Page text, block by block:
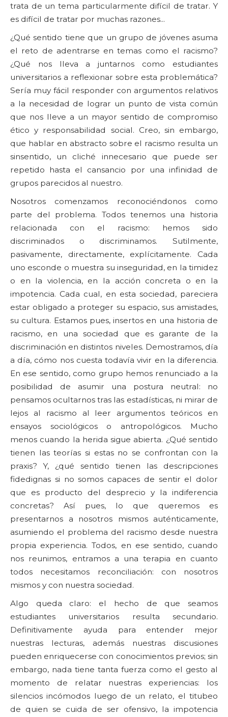
trata de un tema particularmente difícil de tratar. Y
es difícil de tratar por muchas razones...
¿Qué sentido tiene que un grupo de jóvenes asuma
el reto de adentrarse en temas como el racismo?
¿Qué nos lleva a juntarnos como estudiantes
universitarios a reflexionar sobre esta problemática?
Sería muy fácil responder con argumentos relativos
a la necesidad de lograr un punto de vista común
que nos lleve a un mayor sentido de compromiso
ético y responsabilidad social. Creo, sin embargo,
que hablar en abstracto sobre el racismo resulta un
sinsentido, un cliché innecesario que puede ser
repetido hasta el cansancio por una infinidad de
grupos parecidos al nuestro.
Nosotros comenzamos reconociéndonos como
parte del problema. Todos tenemos una historia
relacionada con el racismo: hemos sido
discriminados o discriminamos. Sutilmente,
pasivamente, directamente, explícitamente. Cada
uno esconde o muestra su inseguridad, en la timidez
o en la violencia, en la acción concreta o en la
impotencia. Cada cual, en esta sociedad, pareciera
estar obligado a proteger su espacio, sus amistades,
su cultura. Estamos pues, insertos en una historia de
racismo, en una sociedad que es garante de la
discriminación en distintos niveles. Demostramos, día
a día, cómo nos cuesta todavía vivir en la diferencia.
En ese sentido, como grupo hemos renunciado a la
posibilidad de asumir una postura neutral: no
pensamos ocultarnos tras las estadísticas, ni mirar de
lejos al racismo al leer argumentos teóricos en
ensayos sociológicos o antropológicos. Mucho
menos cuando la herida sigue abierta. ¿Qué sentido
tienen las teorías si estas no se confrontan con la
praxis? Y, ¿qué sentido tienen las descripciones
fidedignas si no somos capaces de sentir el dolor
que es producto del desprecio y la indiferencia
concretas? Así pues, lo que queremos es
presentarnos a nosotros mismos auténticamente,
asumiendo el problema del racismo desde nuestra
propia experiencia. Todos, en ese sentido, cuando
nos reunimos, entramos a una terapia en cuanto
todos necesitamos reconciliación: con nosotros
mismos y con nuestra sociedad.
Algo queda claro: el hecho de que seamos
estudiantes universitarios resulta secundario.
Definitivamente ayuda para entender mejor
nuestras lecturas, además nuestras discusiones
pueden enriquecerse con conocimientos previos; sin
embargo, nada tiene tanta fuerza como el gesto al
momento de relatar nuestras experiencias: los
silencios incómodos luego de un relato, el titubeo
de quien se cuida de ser ofensivo, la impotencia